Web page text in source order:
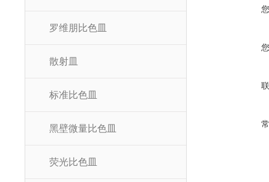
罗维朋比色皿
散射皿
标准比色皿
黑壁微量比色皿
荧光比色皿